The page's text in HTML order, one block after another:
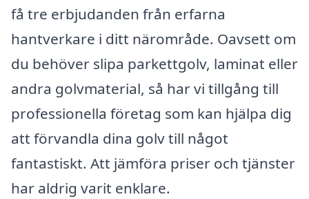
få tre erbjudanden från erfarna
hantverkare i ditt närområde. Oavsett om
du behöver slipa parkettgolv, laminat eller
andra golvmaterial, så har vi tillgång till
professionella företag som kan hjälpa dig
att förvandla dina golv till något
fantastiskt. Att jämföra priser och tjänster
har aldrig varit enklare.